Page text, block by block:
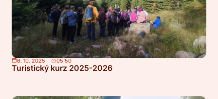
6. 10. 2025 05:50
Turistický kurz 2025-2026